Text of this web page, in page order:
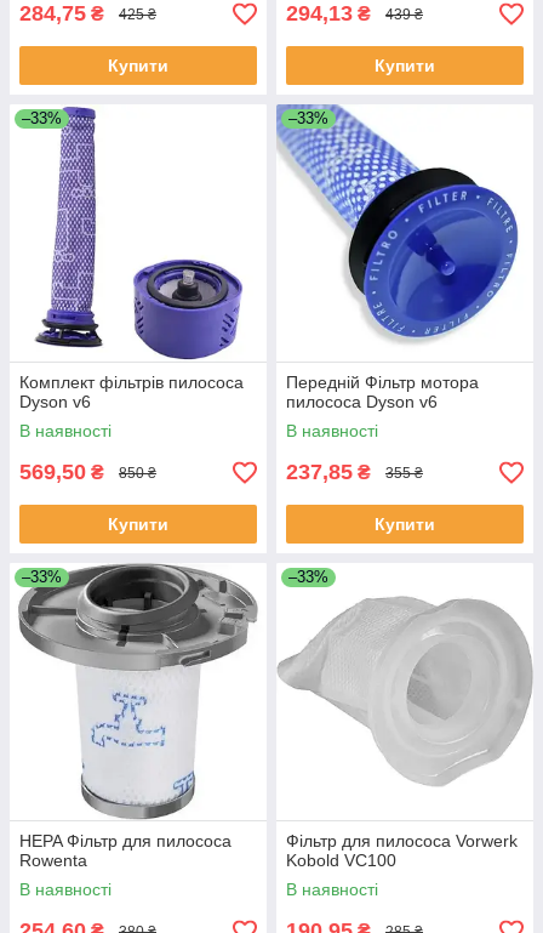
284,75 ₴ 425 ₴
Купити
294,13 ₴ 439 ₴
Купити
–33%
Комплект фільтрів пилососа
Dyson v6
В наявності
569,50 ₴ 850 ₴
Купити
–33%
Передній Фільтр мотора
пилососа Dyson v6
В наявності
237,85 ₴ 355 ₴
Купити
–33%
HEPA Фільтр для пилососа
Rowenta
В наявності
–33%
Фільтр для пилососа Vorwerk
Kobold VC100
В наявності